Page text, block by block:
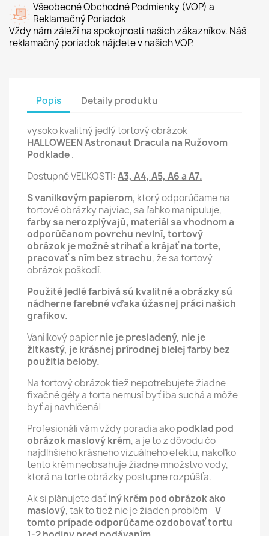
Všeobecné Obchodné Podmienky (VOP) a
Reklamačný Poriadok
Vždy nám záleží na spokojnosti našich zákazníkov. Náš
reklamačný poriadok nájdete v našich VOP.
Popis Detaily produktu
vysoko kvalitný jedlý tortový obrázok
HALLOWEEN Astronaut Dracula na Ružovom
Podklade.
Dostupné VEĽKOSTI: A3, A4, A5, A6 a A7.
S vanilkovým papierom, ktorý odporúčame na
tortové obrázky najviac, sa ľahko manipuluje,
farby sa nerozplývajú, materiál sa vhodnom a
odporúčanom povrchu nevlní, tortový
obrázok je možné strihať a krájať na torte,
pracovať s ním bez strachu, že sa tortový
obrázok poškodí.
Použité jedlé farbivá sú kvalitné a obrázky sú
nádherne farebné vďaka úžasnej práci našich
grafikov.
Vanilkový papiernie je presladený, nie je
žltkastý, je krásnej prírodnej bielej farby bez
použitia beloby.
Na tortový obrázok tiež nepotrebujete žiadne
fixačné gély a torta nemusí byť iba suchá a môže
byť aj navhlčená!
Profesionáli vám vždy poradia akopodklad pod
obrázok maslový krém, a je to z dôvodu čo
najdlhšieho krásneho vizuálneho efektu, nakoľko
tento krém neobsahuje žiadne množstvo vody,
ktorá na torte obrázky postupne rozpúšťa.
Ak si plánujete daťiný krém pod obrázok ako
maslový, tak to tiež nie je žiaden problém -V
tomto prípade odporúčame ozdobovať tortu